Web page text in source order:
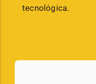
tecnológica.